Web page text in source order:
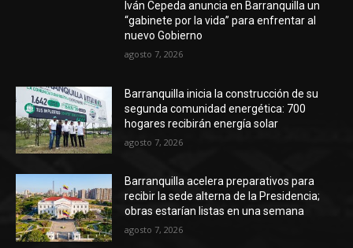
Iván Cepeda anuncia en Barranquilla un
“gabinete por la vida” para enfrentar al
nuevo Gobierno
agosto 7, 2026
Barranquilla inicia la construcción de su
segunda comunidad energética: 700
hogares recibirán energía solar
agosto 7, 2026
Barranquilla acelera preparativos para
recibir la sede alterna de la Presidencia;
obras estarían listas en una semana
agosto 7, 2026